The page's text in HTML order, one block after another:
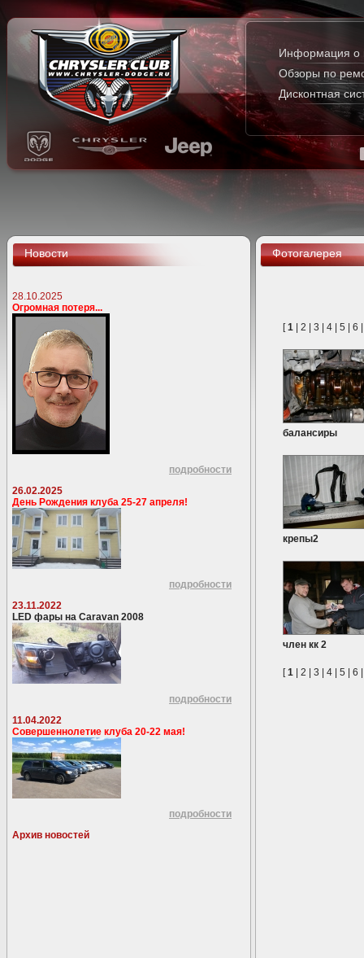
Информация о
Обзоры по
Дисконтная
Новости
28.10.2025
Огромная потеря...
подробности
26.02.2025
День Рождения клуба 25-27 апреля!
подробности
23.11.2022
LED фары на Caravan 2008
подробности
11.04.2022
Совершеннолетие клуба 20-22 мая!
подробности
Архив новостей
Фотогалерея
[1 2 3 4 5 6
балансиры
крепы2
член кк 2
[1 2 3 4 5 6